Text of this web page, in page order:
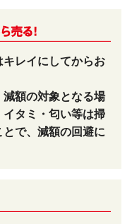
キレイにしてからお
額の対象となる場
タミ・匂い等は掃
で、減額の回避に